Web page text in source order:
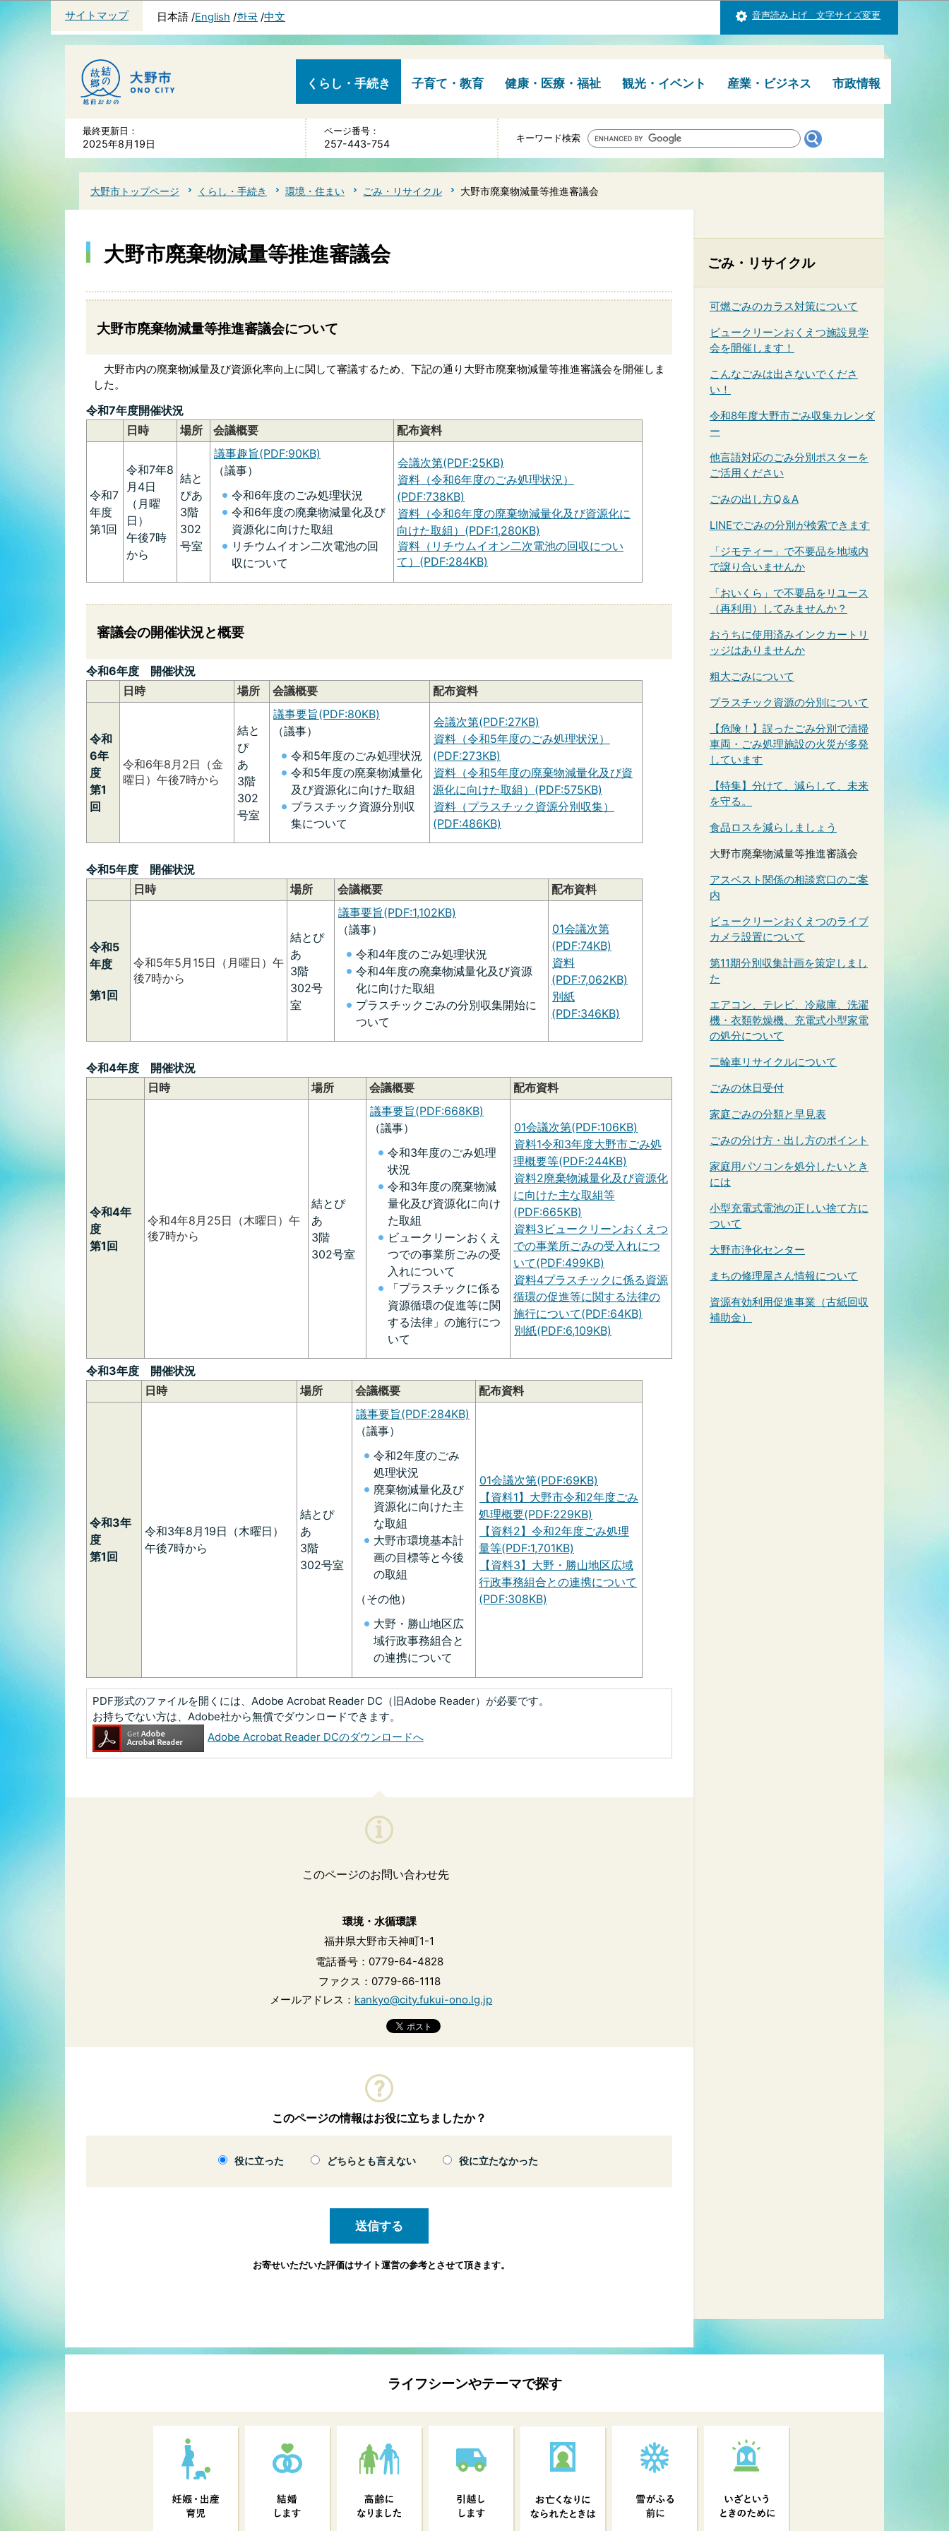
サイトマップ 日本語 English 한국 中文 音声読み上げ 文字サイズ変更
くらし・手続き 子育て・教育 健康・医療・福祉 観光・イベント 産業・ビジネス 市政情報
最終更新日：
2025年8月19日
ページ番号：
257-443-754 キーワード検索
大野市トップページ くらし・手続き 環境・住まい ごみ・リサイクル 大野市廃棄物減量等推進審議会
大野市廃棄物減量等推進審議会
大野市廃棄物減量等推進審議会について
大野市内の廃棄物減量及び資源化率向上に関して審議するため、下記の通り大野市廃棄物減量等推進審議会を開催しま
した。
令和7年度開催状況
日時
場所 会議概要 配布資料
令和7
年度
第1回
令和7年8
月4日
（月曜
日）
午後7時
から
結と
ぴあ
3階
302
号室
議事趣旨(PDF:90KB)
（議事）
令和6年度のごみ処理状況
令和6年度の廃棄物減量化及び
資源化に向けた取組
リチウムイオン二次電池の回
収について
会議次第(PDF:25KB)
資料（令和6年度のごみ処理状況）
(PDF:738KB)
資料（令和6年度の廃棄物減量化及び資源化に
向けた取組）(PDF:1,280KB)
資料（リチウムイオン二次電池の回収につい
て）(PDF:284KB)
審議会の開催状況と概要
令和6年度 開催状況
日時
場所 会議概要 配布資料
令和
6年
度
第1
回
令和6年8月2日（金
曜日）午後7時から
結と
ぴ
あ
3階
302
号室
議事要旨(PDF:80KB)
（議事）
令和5年度のごみ処理状況
令和5年度の廃棄物減量化
及び資源化に向けた取組
プラスチック資源分別収
集について
会議次第(PDF:27KB)
資料（令和5年度のごみ処理状況）
(PDF:273KB)
資料（令和5年度の廃棄物減量化及び資
源化に向けた取組）(PDF:575KB)
資料（プラスチック資源分別収集）
(PDF:486KB)
令和5年度 開催状況
日時
場所 会議概要 配布資料
令和5
年度
第1回
令和5年5月15日（月曜日）午
後7時から
結とぴ
あ
3階
302号
室
議事要旨(PDF:1,102KB)
（議事）
令和4年度のごみ処理状況
令和4年度の廃棄物減量化及び資源
化に向けた取組
プラスチックごみの分別収集開始に
ついて
01会議次第
(PDF:74KB)
資料
(PDF:7,062KB)
別紙
(PDF:346KB)
令和4年度 開催状況
日時
場所 会議概要 配布資料
令和4年
度
第1回
令和4年8月25日（木曜日）午
後7時から
結とぴ
あ
3階
302号室
議事要旨(PDF:668KB)
（議事）
令和3年度のごみ処理
状況
令和3年度の廃棄物減
量化及び資源化に向け
た取組
ビュークリーンおくえ
つでの事業所ごみの受
入れについて
「プラスチックに係る
資源循環の促進等に関
する法律」の施行につ
いて
01会議次第(PDF:106KB)
資料1令和3年度大野市ごみ処
理概要等(PDF:244KB)
資料2廃棄物減量化及び資源化
に向けた主な取組等
(PDF:665KB)
資料3ビュークリーンおくえつ
での事業所ごみの受入れにつ
いて(PDF:499KB)
資料4プラスチックに係る資源
循環の促進等に関する法律の
施行について(PDF:64KB)
別紙(PDF:6,109KB)
令和3年度 開催状況
日時
場所 会議概要 配布資料
令和3年
度
第1回
令和3年8月19日（木曜日）
午後7時から
結とぴ
あ
3階
302号室
議事要旨(PDF:284KB)
（議事）
令和2年度のごみ
処理状況
廃棄物減量化及び
資源化に向けた主
な取組
大野市環境基本計
画の目標等と今後
の取組
（その他）
大野・勝山地区広
域行政事務組合と
の連携について
01会議次第(PDF:69KB)
【資料1】大野市令和2年度ごみ
処理概要(PDF:229KB)
【資料2】令和2年度ごみ処理
量等(PDF:1,701KB)
【資料3】大野・勝山地区広域
行政事務組合との連携について
(PDF:308KB)
PDF形式のファイルを開くには、Adobe Acrobat Reader DC（旧Adobe Reader）が必要です。
お持ちでない方は、Adobe社から無償でダウンロードできます。
Adobe Acrobat Reader DCのダウンロードへ
このページのお問い合わせ先
環境・水循環課
福井県大野市天神町1-1
電話番号：0779-64-4828
ファクス：0779-66-1118
メールアドレス： kankyo@city.fukui-ono.lg.jp
このページの情報はお役に立ちましたか？
役に立った どちらとも言えない 役に立たなかった
お寄せいただいた評価はサイト運営の参考とさせて頂きます。
ごみ・リサイクル
可燃ごみのカラス対策について
ビュークリーンおくえつ施設見学
会を開催します！
こんなごみは出さないでくださ
い！
令和8年度大野市ごみ収集カレンダ
ー
他言語対応のごみ分別ポスターを
ご活用ください
ごみの出し方Q＆A
LINEでごみの分別が検索できます
「ジモティー」で不要品を地域内
で譲り合いませんか
「おいくら」で不要品をリユース
（再利用）してみませんか？
おうちに使用済みインクカートリ
ッジはありませんか
粗大ごみについて
プラスチック資源の分別について
【危険！】誤ったごみ分別で清掃
車両・ごみ処理施設の火災が多発
しています
【特集】分けて、減らして、未来
を守る。
食品ロスを減らしましょう
大野市廃棄物減量等推進審議会
アスベスト関係の相談窓口のご案
内
ビュークリーンおくえつのライブ
カメラ設置について
第11期分別収集計画を策定しまし
た
エアコン、テレビ、冷蔵庫、洗濯
機・衣類乾燥機、充電式小型家電
の処分について
二輪車リサイクルについて
ごみの休日受付
家庭ごみの分類と早見表
ごみの分け方・出し方のポイント
家庭用パソコンを処分したいとき
には
小型充電式電池の正しい捨て方に
ついて
大野市浄化センター
まちの修理屋さん情報について
資源有効利用促進事業（古紙回収
補助金）
ライフシーンやテーマで探す